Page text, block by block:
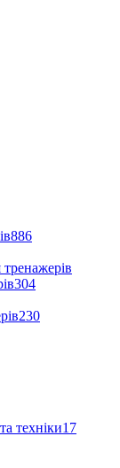
886
304
230
техніки17